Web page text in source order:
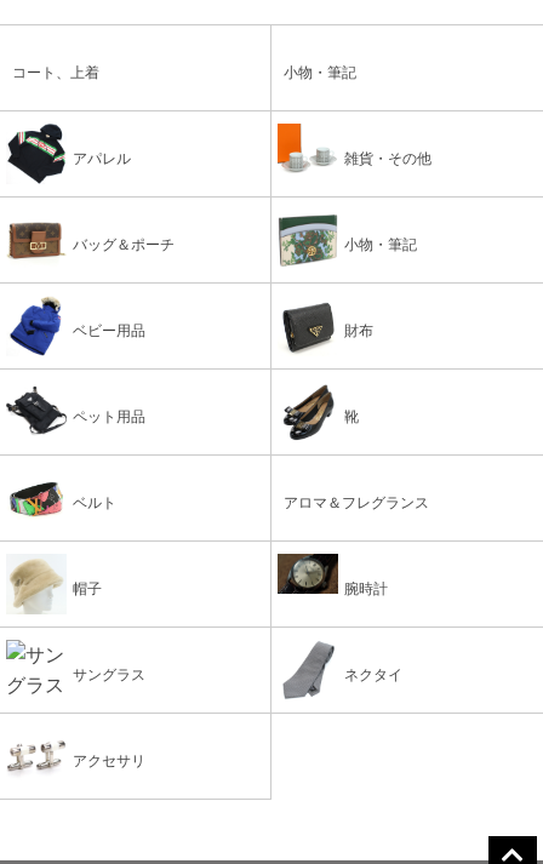
コート、上着 小物・筆記
アパレル 雑貨・その他
バッグ＆ポーチ 小物・筆記
ベビー用品 財布
ペット用品 靴
ベルト アロマ＆フレグランス
帽子 腕時計
サングラス ネクタイ
アクセサリ